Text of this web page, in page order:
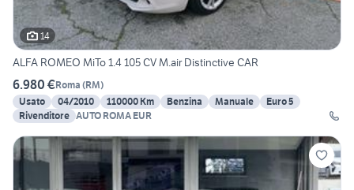
14
ALFA ROMEO MiTo 1.4 105 CV M.air Distinctive CAR
6.980 €Roma (RM)
Usato
04/2010 110000 Km Benzina Manuale
Euro 5
Rivenditore AUTO ROMA EUR